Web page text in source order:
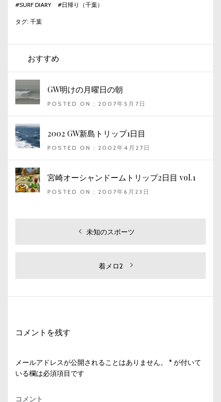
#SURF DIARY #日帰り（千葉）
タグ: 千葉
おすすめ
GW明けの月曜日の朝
POSTED ON : 2007年5月7日
2002 GW新島トリップ1日目
POSTED ON : 2002年4月27日
宮崎オーシャンドームトリップ2日目 vol.1
POSTED ON : 2007年6月23日
ョ
過
未知のスポーツ
次
稿:
着メロ2
コメントを残す
メールアドレスが公開されることはありません。 * が付いて
いる欄は必須項目です
コメント